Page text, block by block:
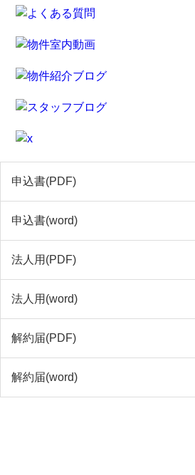
申込書(PDF)
申込書(word)
法人用(PDF)
法人用(word)
解約届(PDF)
解約届(word)